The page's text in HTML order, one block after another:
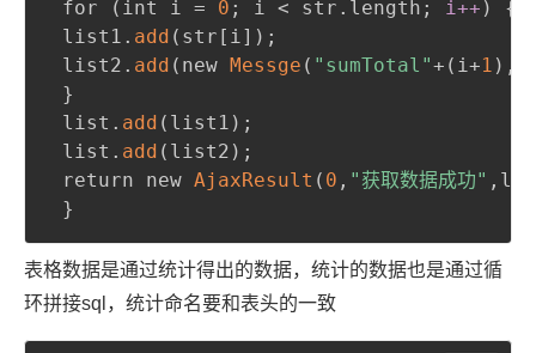
for
( int i = 0 ; i < str.length ; i++ )
{
list1. add ( str[i] ) ;
list2. add ( new Messge ( "sumTotal"+ ( i+1 ) ,
}
list. add ( list1 ) ;
list. add ( list2 ) ;
return new AjaxResult ( 0 , "获取数据成功" ,
}
表格数据是通过统计得出的数据，统计的数据也是通过循
环拼接sql，统计命名要和表头的一致